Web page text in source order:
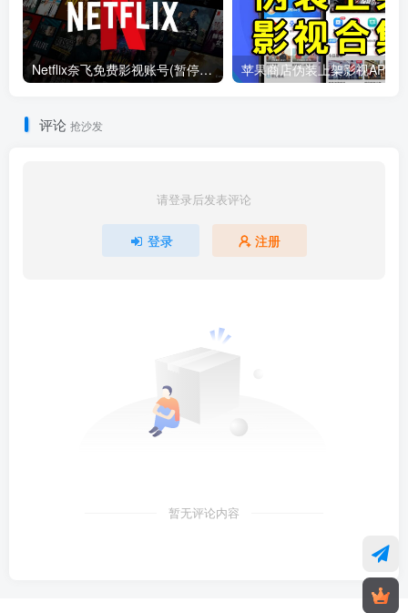
Netflix奈飞免费影视账号(暂停更新)
评论 抢沙发
请登录后发表评论
登录 注册
暂无评论内容